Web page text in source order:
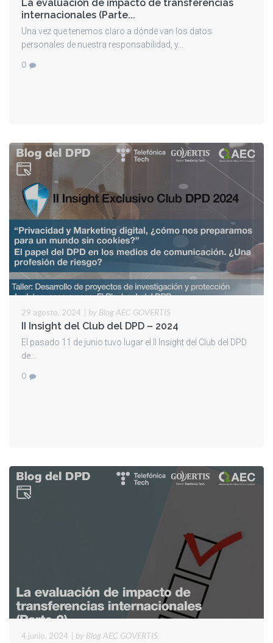
La evaluación de impacto de transferencias
internacionales (Parte...
Una vez que tenemos claro a dónde van los datos
personales de nuestra responsabilidad, y...
0
29 agosto, 2024 | by Blog AEC GOVERTIS
II Insight del Club del DPD – 2024
El pasado 11 de junio tuvo lugar el II Insight del Club del DPD
de...
0
4 junio, 2024 | by Blog AEC GOVERTIS